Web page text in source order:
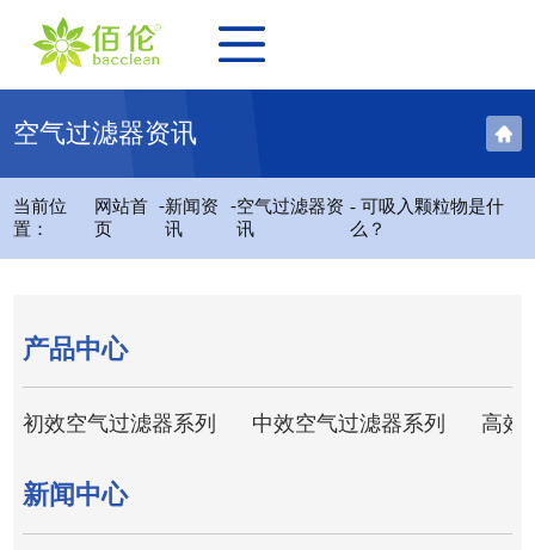
空气过滤器资讯
当前位
置：
网站首
页
-新闻资
讯
-空气过滤器资
讯
- 可吸入颗粒物是什
么？
产品中心
初效空气过滤器系列 中效空气过滤器系列 高效
新闻中心